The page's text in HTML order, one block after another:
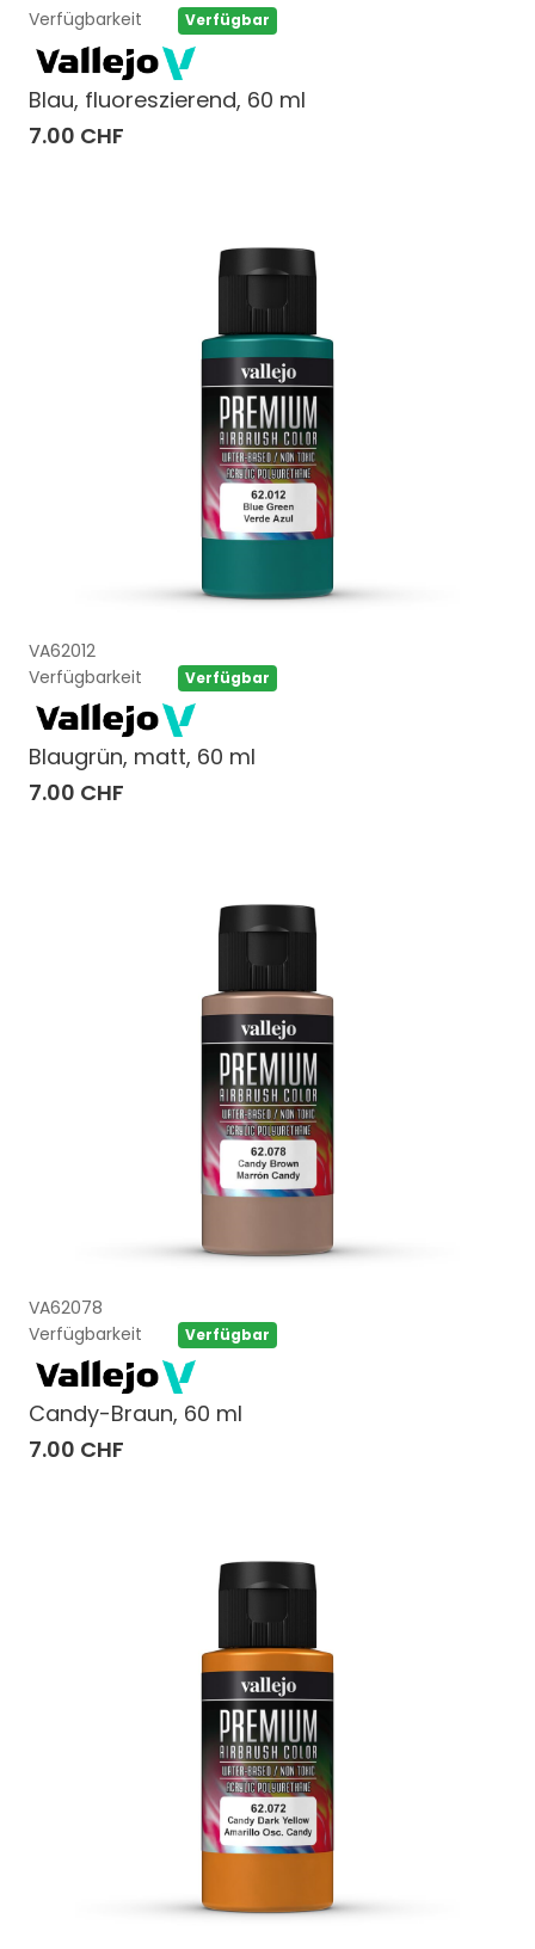
Verfügbarkeit
Verfügbar
Blau, fluoreszierend, 60 ml
7.00 CHF
VA62012
Verfügbarkeit
Verfügbar
Blaugrün, matt, 60 ml
7.00 CHF
VA62078
Verfügbarkeit
Verfügbar
Candy-Braun, 60 ml
7.00 CHF